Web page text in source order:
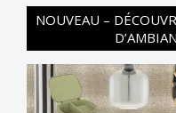
NOUVEAU –